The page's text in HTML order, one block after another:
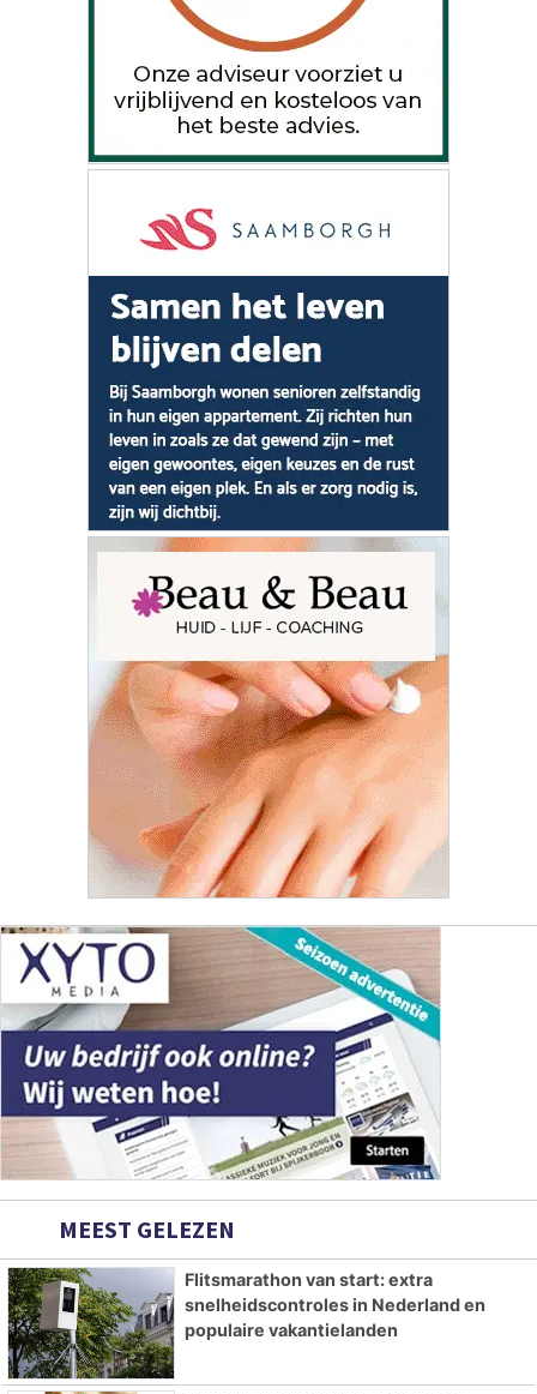
MEEST GELEZEN
Flitsmarathon van start: extra
snelheidscontroles in Nederland en
populaire vakantielanden